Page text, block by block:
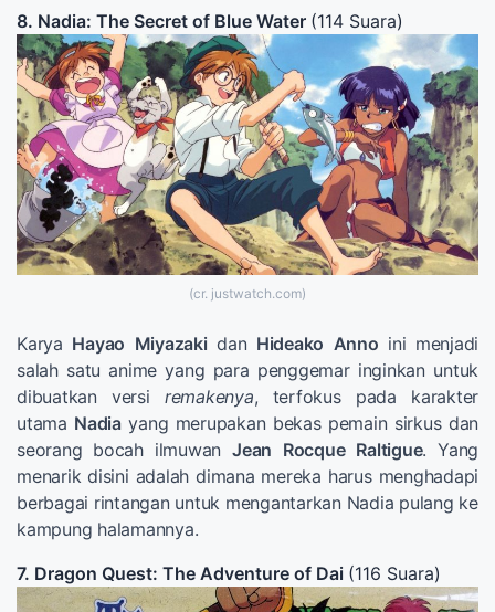
8. Nadia: The Secret of Blue Water (114 Suara)
(cr. justwatch.com)
Karya Hayao Miyazaki dan Hideako Anno ini menjadi
salah satu anime yang para penggemar inginkan untuk
dibuatkan versi remakenya, terfokus pada karakter
utama Nadiayang merupakan bekas pemain sirkus dan
seorang bocah ilmuwan Jean Rocque Raltigue. Yang
menarik disini adalah dimana mereka harus menghadapi
berbagai rintangan untuk mengantarkan Nadia pulang ke
kampung halamannya.
7. Dragon Quest: The Adventure of Dai (116 Suara)